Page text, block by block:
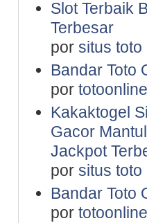
Slot Terbaik
Terbesar
por situs toto
Bandar Toto
por
Kakaktogel
Gacor
Jackpot
por situs toto
Bandar Toto
por